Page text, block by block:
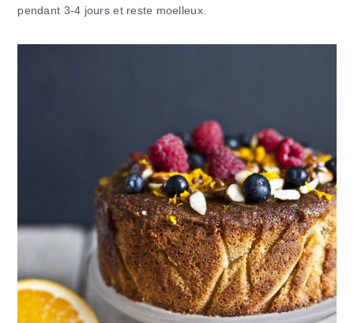
pendant 3-4 jours et reste moelleux.